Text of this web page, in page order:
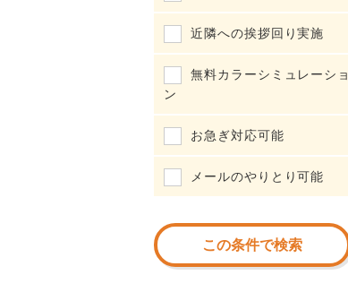
近隣への挨拶回り実施
無料カラーシミュレーショ
ン
お急ぎ対応可能
メールのやりとり可能
この条件で検索